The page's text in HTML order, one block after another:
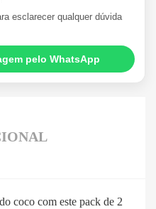
esclarecer qualquer dúvida
pelo WhatsApp
coco com este pack de 2